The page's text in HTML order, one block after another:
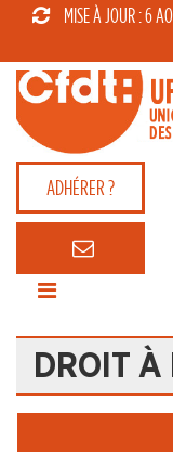
MISE À JOUR : 6
ADHÉRER ?
DROIT À